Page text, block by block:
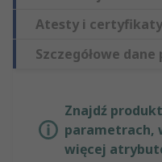
Atesty i certyfikaty
Szczegółowe
Znajdź
parametrach,
więcej